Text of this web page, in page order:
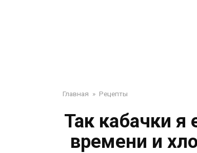
Главная » Рецепты
Так кабачки
времени и